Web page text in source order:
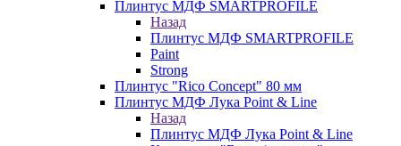
Плинтус МДФ SMARTPROFILE
Назад
Плинтус МДФ SMARTPROFILE
Paint
Strong
Плинтус "Rico Concept" 80 мм
Плинтус МДФ Лука Point & Line
Назад
Плинтус МДФ Лука Point & Line